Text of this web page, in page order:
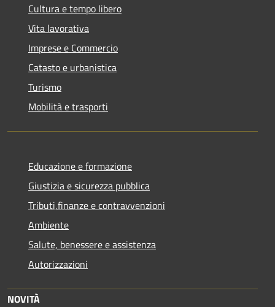
Cultura e tempo libero
Vita lavorativa
Imprese e Commercio
Catasto e urbanistica
Turismo
Mobilità e trasporti
Educazione e formazione
Giustizia e sicurezza pubblica
Tributi,finanze e contravvenzioni
Ambiente
Salute, benessere e assistenza
Autorizzazioni
NOVITÀ